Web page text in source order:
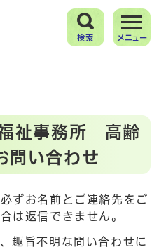
検索 メニュー
福祉事務所 高齢
問い合わせ
ずお名前とご連絡先をご
は返信できません。
趣旨不明な問い合わせに